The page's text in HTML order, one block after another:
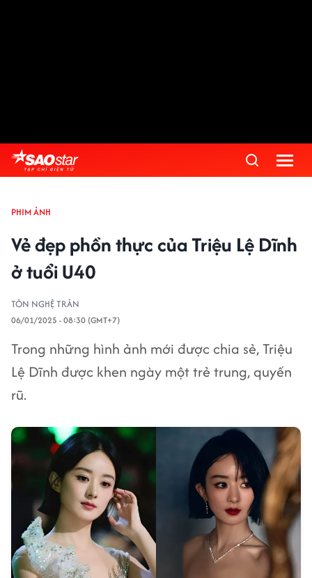
PHIM ẢNH
Vẻ đẹp phồn thực của Triệu Lệ Dĩnh
ở tuổi U40
TÔN NGHỆ TRÂN
06/01/2025 - 08:30 (GMT+7)
Trong những hình ảnh mới được chia sẻ, Triệu
Lệ Dĩnh được khen ngày một trẻ trung, quyến
rũ.